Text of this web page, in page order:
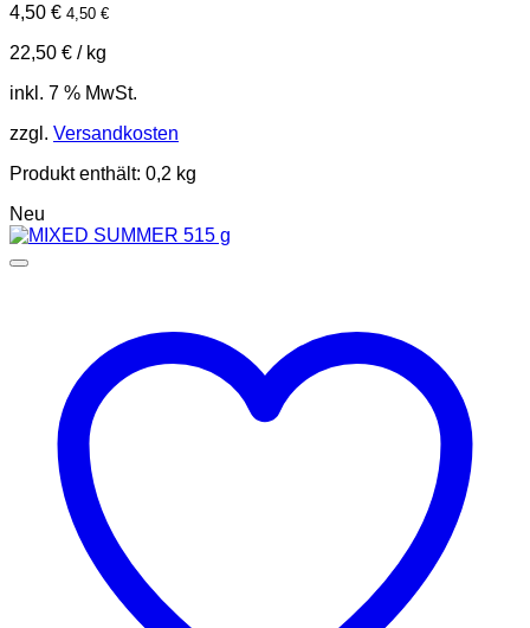
4,50 € 4,50 €
22,50 € / kg
inkl. 7 % MwSt.
zzgl. Versandkosten
Produkt enthält: 0,2 kg
Neu